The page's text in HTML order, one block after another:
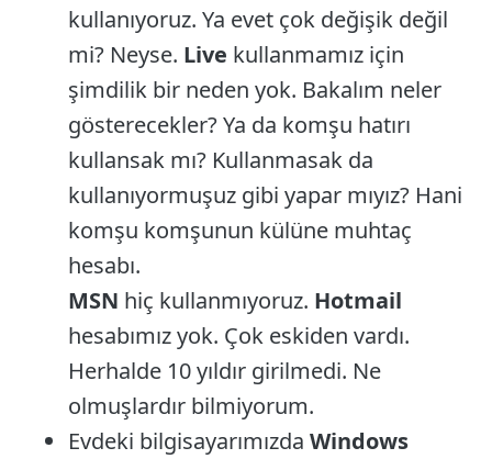
kullanıyoruz. Ya evet çok değişik değil
mi? Neyse. Live kullanmamız için
şimdilik bir neden yok. Bakalım neler
gösterecekler? Ya da komşu hatırı
kullansak mı? Kullanmasak da
kullanıyormuşuz gibi yapar mıyız? Hani
komşu komşunun külüne muhtaç
hesabı.
MSN hiç kullanmıyoruz. Hotmail
hesabımız yok. Çok eskiden vardı.
Herhalde 10 yıldır girilmedi. Ne
olmuşlardır bilmiyorum.
Evdeki bilgisayarımızdaWindows